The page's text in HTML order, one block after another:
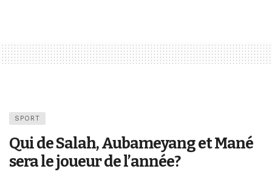
SPORT
Qui de Salah, Aubameyang et Mané
sera le joueur de l’année?